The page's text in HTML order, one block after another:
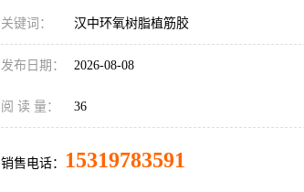
关键词： 汉中环氧树脂植筋胶
发布日期： 2026-08-08
阅 读 量： 36
销售电话： 15319783591